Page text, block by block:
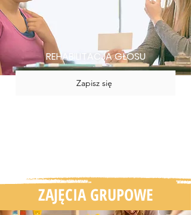
REHABILITACJA GŁOSU
Zapisz się
ZAJĘCIA GRUPOWE